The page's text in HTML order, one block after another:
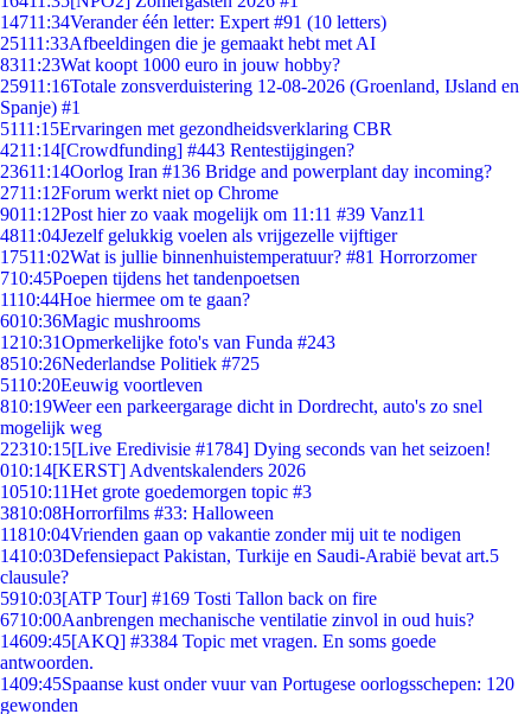
14711:34Verander één letter: Expert #91 (10 letters)
25111:33Afbeeldingen die je gemaakt hebt met AI
8311:23Wat koopt 1000 euro in jouw hobby?
25911:16Totale zonsverduistering 12-08-2026 (Groenland, IJsland en
Spanje) #1
5111:15Ervaringen met gezondheidsverklaring CBR
4211:14[Crowdfunding] #443 Rentestijgingen?
23611:14Oorlog Iran #136 Bridge and powerplant day incoming?
2711:12Forum werkt niet op Chrome
9011:12Post hier zo vaak mogelijk om 11:11 #39 Vanz11
4811:04Jezelf gelukkig voelen als vrijgezelle vijftiger
17511:02Wat is jullie binnenhuistemperatuur? #81 Horrorzomer
710:45Poepen tijdens het tandenpoetsen
1110:44Hoe hiermee om te gaan?
6010:36Magic mushrooms
1210:31Opmerkelijke foto's van Funda #243
8510:26Nederlandse Politiek #725
5110:20Eeuwig voortleven
810:19Weer een parkeergarage dicht in Dordrecht, auto's zo snel
mogelijk weg
22310:15[Live Eredivisie #1784] Dying seconds van het seizoen!
010:14[KERST] Adventskalenders 2026
10510:11Het grote goedemorgen topic #3
3810:08Horrorfilms #33: Halloween
11810:04Vrienden gaan op vakantie zonder mij uit te nodigen
1410:03Defensiepact Pakistan, Turkije en Saudi-Arabië bevat art.5
clausule?
5910:03[ATP Tour] #169 Tosti Tallon back on fire
6710:00Aanbrengen mechanische ventilatie zinvol in oud huis?
14609:45[AKQ] #3384 Topic met vragen. En soms goede
antwoorden.
1409:45Spaanse kust onder vuur van Portugese oorlogsschepen: 120
gewonden